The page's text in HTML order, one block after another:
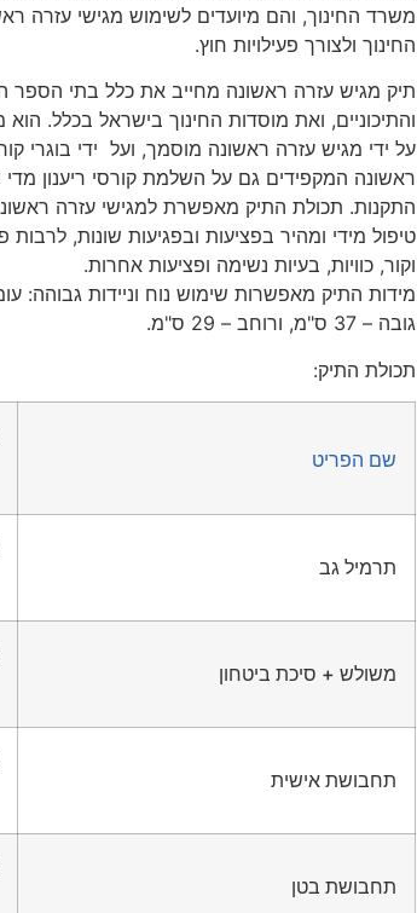
משרד החינוך, והם מיועדים לשימוש מגישי עזרה
החינוך ולצורך פעילויות חוץ.
תיק מגיש עזרה ראשונה מחייב את כלל בתי הספר
והתיכוניים, ואת מוסדות החינוך בישראל בכלל. הוא
על ידי מגיש עזרה ראשונה מוסמך, ועל ידי בוגרי
ראשונה המקפידים גם על השלמת קורסי ריענון מדי
התקנות. תכולת התיק מאפשרת למגישי עזרה
טיפול מידי ומהיר בפציעות ובפגיעות שונות, לרבות
וקור, כוויות, בעיות נשימה ופציעות אחרות.
גובה – 37 ס"מ, ורוחב – 29 ס"מ.
תכולת התיק:
שם הפריט
תרמיל גב
משולש + סיכת ביטחון
תחבושת אישית
תחבושת בטן